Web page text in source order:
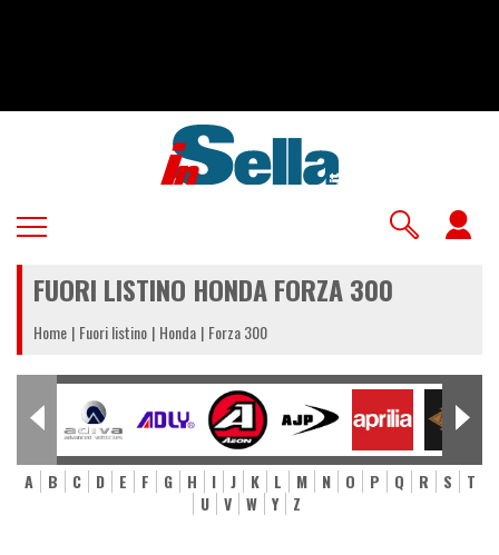
FUORI LISTINO HONDA FORZA 300
Home Fuori listino Honda Forza 300
A B C D E F G H I J K L M N O P Q R S
T
U
V W Y Z